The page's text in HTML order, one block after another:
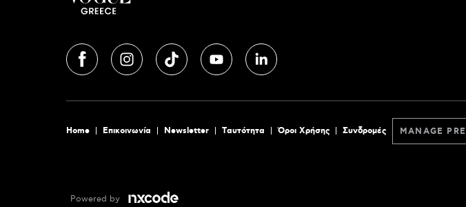
Home Επικοινωνία Newsletter Tαυτότητα Όροι Χρήσης Συνδρομές MANAGE
Powered by